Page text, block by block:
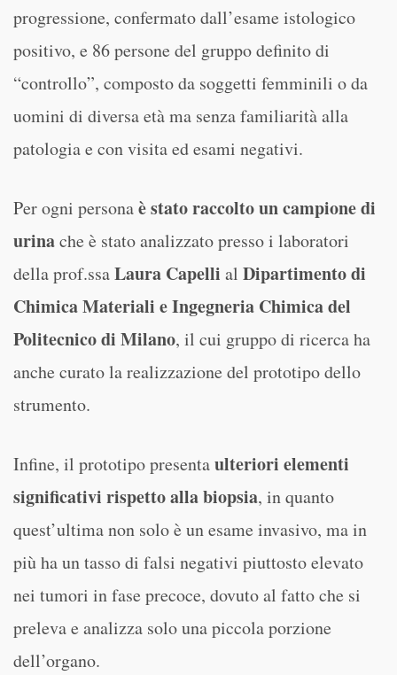
progressione, confermato dall’esame istologico
positivo, e 86 persone del gruppo definito di
“controllo”, composto da soggetti femminili o da
uomini di diversa età ma senza familiarità alla
patologia e con visita ed esami negativi.
Per ogni personaè stato raccolto un campione di
urinache è stato analizzato presso i laboratori
della prof.ssaLaura Capelli al Dipartimento di
Chimica Materiali e Ingegneria Chimica del
Politecnico di Milano, il cui gruppo di ricerca ha
anche curato la realizzazione del prototipo dello
strumento.
Infine, il prototipo presentaulteriori elementi
significativi rispetto alla biopsia, in quanto
quest’ultima non solo è un esame invasivo, ma in
più ha un tasso di falsi negativi piuttosto elevato
nei tumori in fase precoce, dovuto al fatto che si
preleva e analizza solo una piccola porzione
dell’organo.